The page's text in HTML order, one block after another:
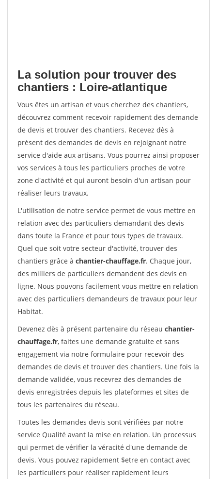
La solution pour trouver des
chantiers : Loire-atlantique
Vous êtes un artisan et vous cherchez des chantiers,
découvrez comment recevoir rapidement des demande
de devis et trouver des chantiers. Recevez dès à
présent des demandes de devis en rejoignant notre
service d'aide aux artisans. Vous pourrez ainsi proposer
vos services à tous les particuliers proches de votre
zone d'activité et qui auront besoin d'un artisan pour
réaliser leurs travaux.
L'utilisation de notre service permet de vous mettre en
relation avec des particuliers demandant des devis
dans toute la France et pour tous types de travaux.
Quel que soit votre secteur d'activité, trouver des
chantiers grâce à chantier-chauffage.fr. Chaque jour,
des milliers de particuliers demandent des devis en
ligne. Nous pouvons facilement vous mettre en relation
avec des particuliers demandeurs de travaux pour leur
Habitat.
Devenez dès à présent partenaire du réseau chantier-
chauffage.fr, faites une demande gratuite et sans
engagement via notre formulaire pour recevoir des
demandes de devis et trouver des chantiers. Une fois la
demande validée, vous recevrez des demandes de
devis enregistrées depuis les plateformes et sites de
tous les partenaires du réseau.
Toutes les demandes devis sont vérifiées par notre
service Qualité avant la mise en relation. Un processus
qui permet de vérifier la véracité d'une demande de
devis. Vous pouvez rapidement $etre en contact avec
les particuliers pour réaliser rapidement leurs